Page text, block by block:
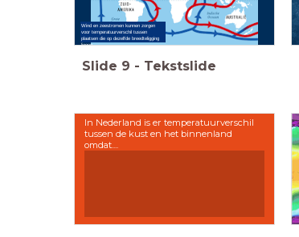
Wind en zeestromen kunnen zorgen
voor temperatuurverschil tussen
plaatsen die op dezelfde breedteligging
liggen
Slide 9 - Tekstslide
In Nederland is er temperatuurverschil
tussen de kust en het binnenland
omdat....